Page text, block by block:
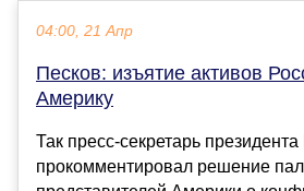
04:00, 21 Апр
Песков: изъятие активов
Америку
Так пресс-секретарь президента
прокомментировал решение